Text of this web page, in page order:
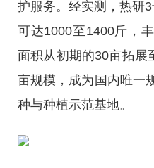
护服务。经实测，热研
可达1000至1400斤，
面积从初期的30亩拓展
亩规模，成为国内唯一
种与种植示范基地。